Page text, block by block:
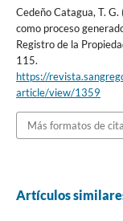
Cedeño Catagua, T.
como proceso
Registro de la
115.
https://
article/view/1359
Más formatos de cita
Artículos